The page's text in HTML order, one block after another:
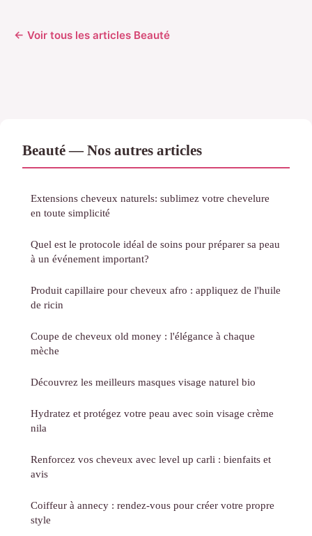
← Voir tous les articles Beauté
Beauté — Nos autres articles
Extensions cheveux naturels: sublimez votre chevelure
en toute simplicité
Quel est le protocole idéal de soins pour préparer sa peau
à un événement important?
Produit capillaire pour cheveux afro : appliquez de l'huile
de ricin
Coupe de cheveux old money : l'élégance à chaque
mèche
Découvrez les meilleurs masques visage naturel bio
Hydratez et protégez votre peau avec soin visage crème
nila
Renforcez vos cheveux avec level up carli : bienfaits et
avis
Coiffeur à annecy : rendez-vous pour créer votre propre
style